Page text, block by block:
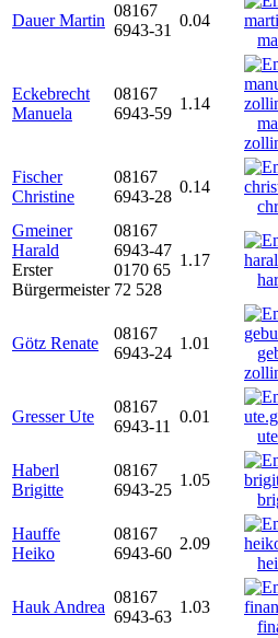
Dauer Martin
08167
6943-31
0.04
Eckebrecht
Manuela
08167
6943-59
1.14
Fischer
Christine
08167
6943-28
0.14
Gmeiner
Harald
Erster
Bürgermeister
08167
6943-47
0170 65
72 528
1.17
Götz Renate
08167
6943-24
1.01
Gresser Ute
08167
6943-11
0.01
Haberl
Brigitte
08167
6943-25
1.05
Hauffe
Heiko
08167
6943-60
2.09
Hauk Andrea
08167
6943-63
1.03